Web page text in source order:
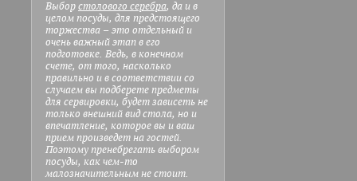
Выбор столового серебра, да и в
целом посуды, для предстоящего
торжества – это отдельный и
очень важный этап в его
подготовке. Ведь, в конечном
счете, от того, насколько
правильно и в соответствии со
случаем вы подберете предметы
для сервировки, будет зависеть не
только внешний вид стола, но и
впечатление, которое вы и ваш
прием произведет на гостей.
Поэтому пренебрегать выбором
посуды, как чем-то
малозначительным не стоит.